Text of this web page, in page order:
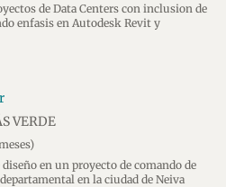
de Data Centers con inclusion de
enfasis en Autodesk Revit y
VERDE
en un proyecto de comando de
en la ciudad de Neiva